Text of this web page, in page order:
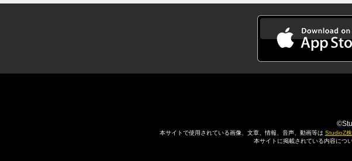
本サイトで使用されている画像、文章、情報、音声、動画等は StudioZ
本サイトに掲載されている内容につ